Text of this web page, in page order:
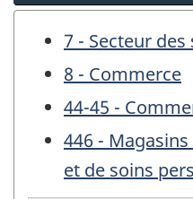
7 - Secteur des
8 - Commerce
44-45 -
446 -
et de soins